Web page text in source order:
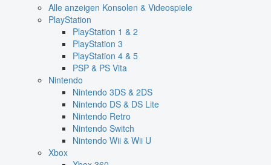
Alle anzeigen Konsolen & Videospiele
PlayStation
PlayStation 1 & 2
PlayStation 3
PlayStation 4 & 5
PSP & PS Vita
Nintendo
Nintendo 3DS & 2DS
Nintendo DS & DS Lite
Nintendo Retro
Nintendo Switch
Nintendo Wii & Wii U
Xbox